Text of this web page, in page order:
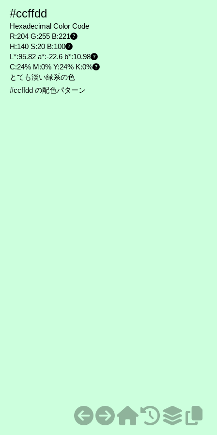
#ccffdd
Hexadecimal Color Code
R:204 G:255 B:221
H:140 S:20 B:100
L*:95.82 a*:-22.6 b*:10.98
C:24% M:0% Y:24% K:0%
とても淡い緑系の色
#ccffdd の配色パターン